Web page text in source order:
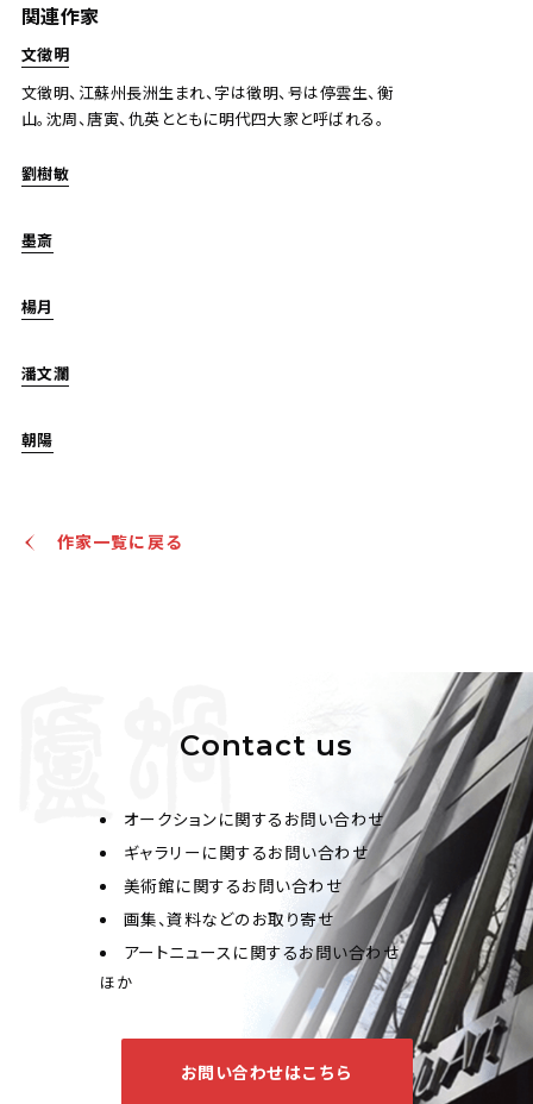
関連作家
文徵明
文徵明、江蘇州長洲生まれ、字は徵明、号は停雲生、衡
山。沈周、唐寅、仇英とともに明代四大家と呼ばれる。
劉樹敏
墨斎
楊月
潘文瀾
朝陽
作家一覧に戻る
Contact us
オークションに関するお問い合わせ
ギャラリーに関するお問い合わせ
美術館に関するお問い合わせ
画集、資料などのお取り寄せ
アートニュースに関するお問い合わせ
ほか
お問い合わせはこちら